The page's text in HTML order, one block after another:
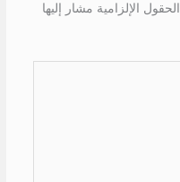
الحقول الإلزامية مشار إليها